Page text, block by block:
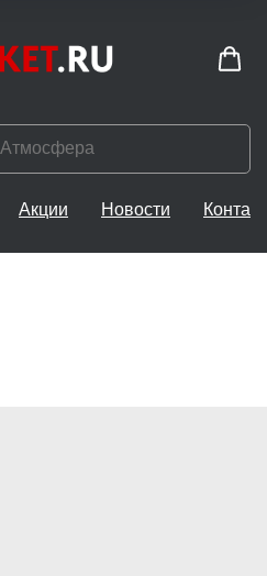
Акции Новости